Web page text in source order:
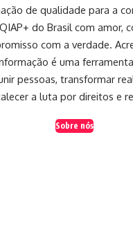
de qualidade para a
do Brasil com amor,
com a verdade.
é uma
pessoas, transformar
a luta por direitos e
Sobre nós